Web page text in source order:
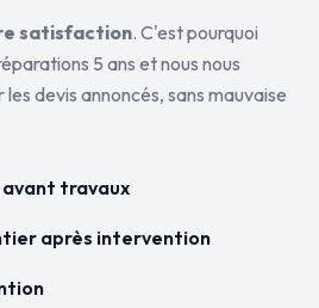
satisfaction. C'est pourquoi
5 ans et nous nous
devis annoncés, sans mauvaise
travaux
après intervention